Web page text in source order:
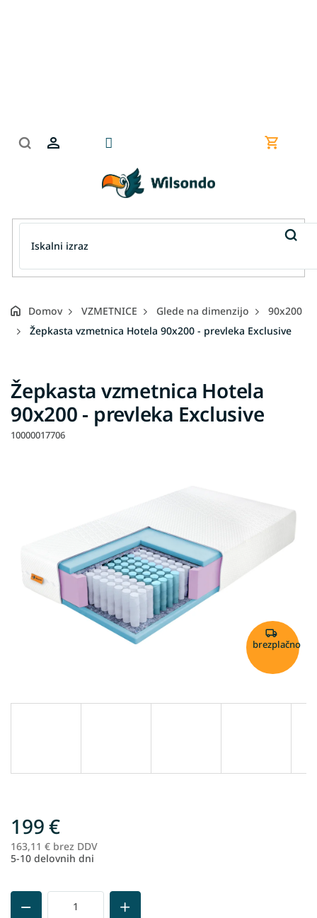
Domov VZMETNICE Glede na dimenzijo
90x200
Žepkasta vzmetnica Hotela 90x200 - prevleka Exclusive
Žepkasta vzmetnica Hotela
90x200 - prevleka Exclusive
10000017706
brezplačno
199 €
163,11 € brez DDV
5-10 delovnih dni